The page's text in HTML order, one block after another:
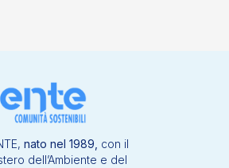
nato nel 1989, con il
dell’Ambiente e del